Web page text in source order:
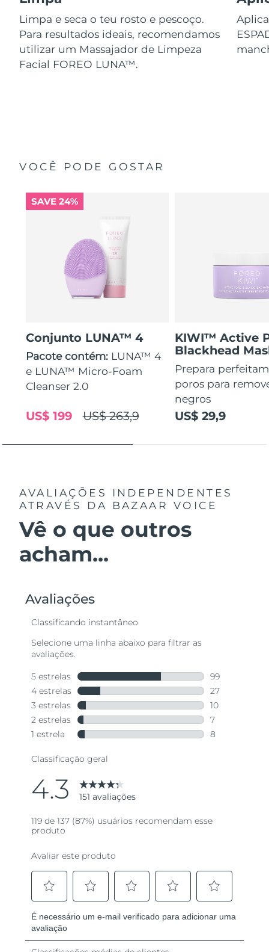
Limpa e seca o teu rosto e pescoço.
Para resultados ideais, recomendamos
utilizar um Massajador de Limpeza
Facial FOREO LUNA™.
VOCÊ PODE GOSTAR
SAVE 24%
Conjunto LUNA™ 4
Pacote contém: LUNA™ 4
e LUNA™ Micro-Foam
Cleanser 2.0
US$ 263,9
US$ 199
KIWI™ Active
Blackhead
Prepara
poros para
negros
US$ 29,9
AVALIAÇÕES INDEPENDENTES
ATRAVÉS DA BAZAAR VOICE
Vê o que outros
acham...